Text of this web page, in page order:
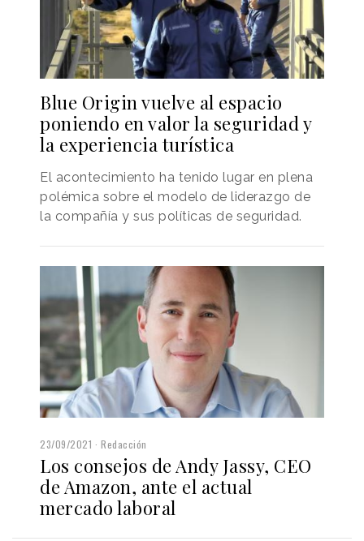
Blue Origin vuelve al espacio
poniendo en valor la seguridad y
la experiencia turística
El acontecimiento ha tenido lugar en plena
polémica sobre el modelo de liderazgo de
la compañía y sus políticas de seguridad.
23/09/2021 Redacción
Los consejos de Andy Jassy, CEO
de Amazon, ante el actual
mercado laboral